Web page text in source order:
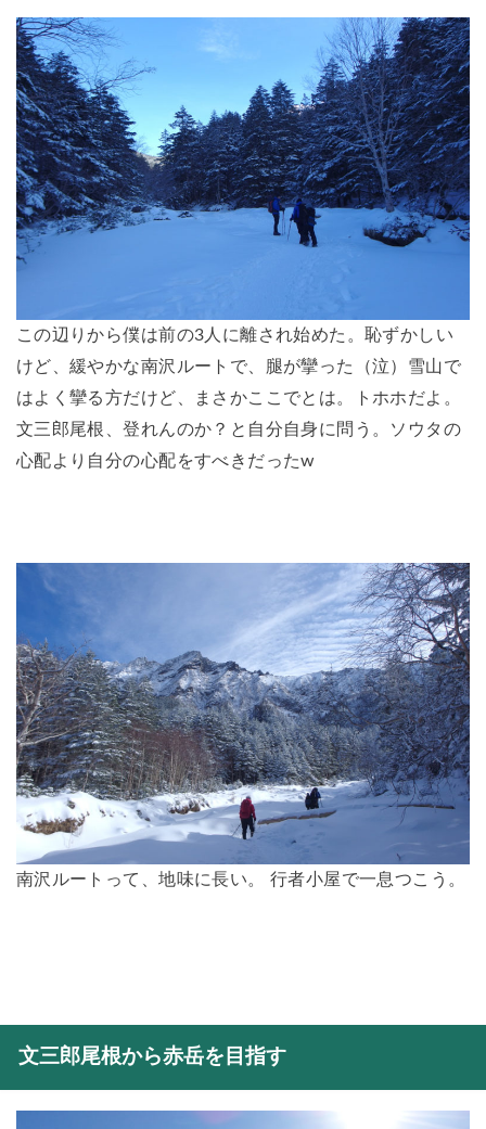
この辺りから僕は前の3人に離され始めた。恥ずかしい
けど、緩やかな南沢ルートで、腿が攣った（泣）雪山で
はよく攣る方だけど、まさかここでとは。トホホだよ。
文三郎尾根、登れんのか？と自分自身に問う。ソウタの
心配より自分の心配をすべきだったw
南沢ルートって、地味に長い。 行者小屋で一息つこう。
文三郎尾根から赤岳を目指す